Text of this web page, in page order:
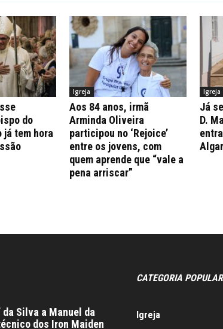
do
tem hora
Igreja
Aos 84 anos, irmã
Arminda Oliveira
participou no ‘Rejoice’
entre os jovens, com
quem aprende que “vale a
pena arriscar”
Igreja
Já
D.
da Silva a Manuel da
dos Iron Maiden
CATEGORIA POPULAR
Igreja